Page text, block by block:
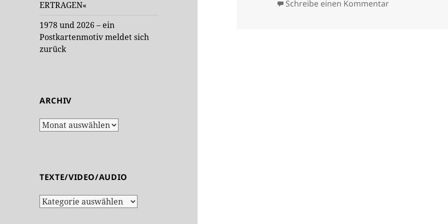
ERTRAGEN«
1978 und 2026 – ein
Postkartenmotiv meldet sich
zurück
ARCHIV
Archiv
TEXTE/VIDEO/AUDIO
Texte/Video/Audio
am
Schreibe einen Kommentarzu